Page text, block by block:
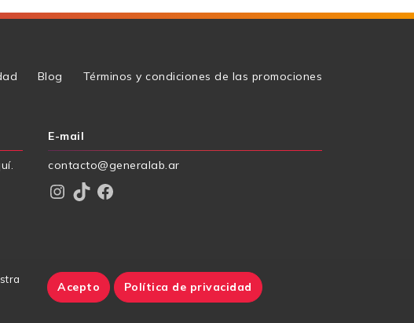
Acepto Política de privacidad
Blog Términos y condiciones de las promociones
E-mail
contacto@generalab.ar
Instagram TikTok Facebook